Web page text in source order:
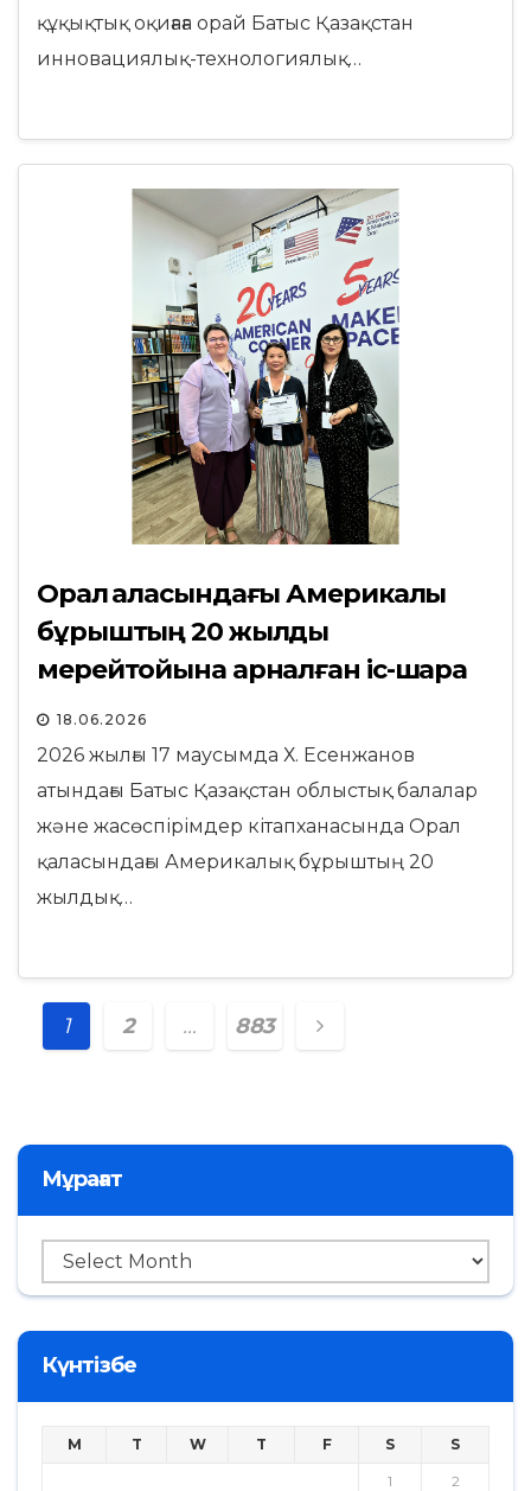
құқықтық оқиғаға орай Батыс Қазақстан
инновациялық-технологиялық…
Орал қаласындағы Америкалық
бұрыштың 20 жылдық
мерейтойына арналған іс-шара
өтті
18.06.2026
2026 жылғы 17 маусымда Х. Есенжанов
атындағы Батыс Қазақстан облыстық балалар
және жасөспірімдер кітапханасында Орал
қаласындағы Америкалық бұрыштың 20
жылдық…
Posts
1 2 … 883
Мұрағат
Мұрағат
Күнтізбе
M T W T F S S
1 2